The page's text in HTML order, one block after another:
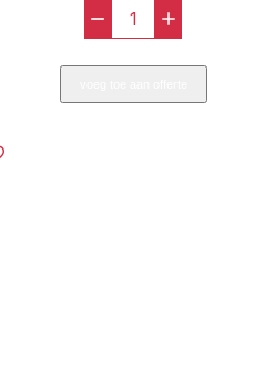
-
Podiumdeel
150
/
+